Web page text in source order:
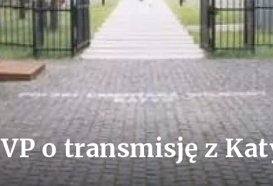
o transmisję z